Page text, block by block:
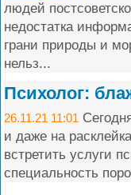
людей
недостатка
грани природы и
нельз...
Психолог:
26.11.21 11:01
и даже на
встретить услуги
специальность